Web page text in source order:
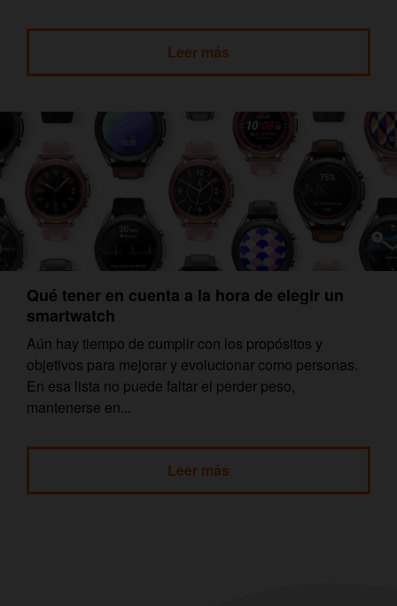
Leer más
Qué tener en cuenta a la hora de elegir un
smartwatch
Aún hay tiempo de cumplir con los propósitos y
objetivos para mejorar y evolucionar como personas.
En esa lista no puede faltar el perder peso,
mantenerse en...
Leer más